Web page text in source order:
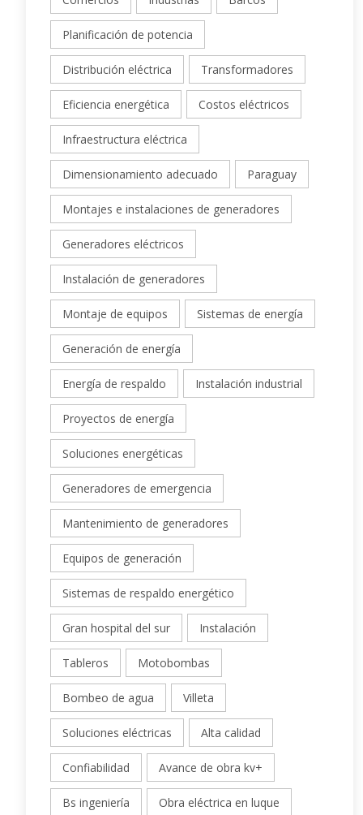
Planificación de potencia
Distribución eléctrica Transformadores
Eficiencia energética Costos eléctricos
Infraestructura eléctrica
Dimensionamiento adecuado Paraguay
Montajes e instalaciones de generadores
Generadores eléctricos
Instalación de generadores
Montaje de equipos Sistemas de energía
Generación de energía
Energía de respaldo Instalación industrial
Proyectos de energía
Soluciones energéticas
Generadores de emergencia
Mantenimiento de generadores
Equipos de generación
Sistemas de respaldo energético
Gran hospital del sur Instalación
Tableros Motobombas
Bombeo de agua Villeta
Soluciones eléctricas Alta calidad
Confiabilidad Avance de obra kv+
Bs ingeniería Obra eléctrica en luque